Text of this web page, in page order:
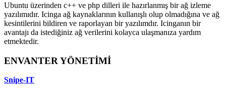
Ubuntu üzerinden c++ ve php dilleri ile hazırlanmış bir ağ izleme
yazılımıdır. Icinga ağ kaynaklarının kullanışlı olup olmadığına ve ağ
kesintilerini bildiren ve raporlayan bir yazılımdır. Icinganın bir
avantajı da istediğiniz ağ verilerini kolayca ulaşmanıza yardım
etmektedir.
ENVANTER YÖNETİMİ
Snipe-IT